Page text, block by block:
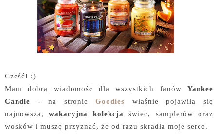
Cześć! :)
Mam dobrą wiadomość dla wszystkich fanów Yankee
Candle - na stronieGoodies właśnie pojawiła się
najnowsza,wakacyjna kolekcja
świec, samplerów oraz
wosków i muszę przyznać, że od razu skradła moje serce.